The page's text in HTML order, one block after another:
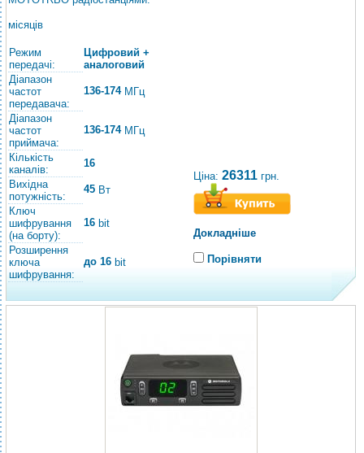
місяців
Режим
передачі:
Цифровий +
аналоговий
Діапазон
частот
передавача:
136-174МГц
Діапазон
частот
приймача:
136-174МГц
Кількість
каналів:
16
Вихідна
потужність:
45 Вт
Ключ
шифрування
(на борту):
16 bit
Розширення
ключа
шифрування:
до 16 bit
Ціна: 26311 грн.
Докладніше
Порівняти